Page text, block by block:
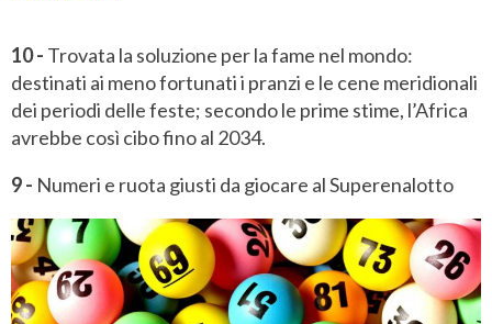
10 - Trovata la soluzione per la fame nel mondo:
destinati ai meno fortunati i pranzi e le cene meridionali
dei periodi delle feste; secondo le prime stime, l’Africa
avrebbe così cibo fino al 2034.
9 - Numeri e ruota giusti da giocare al Superenalotto